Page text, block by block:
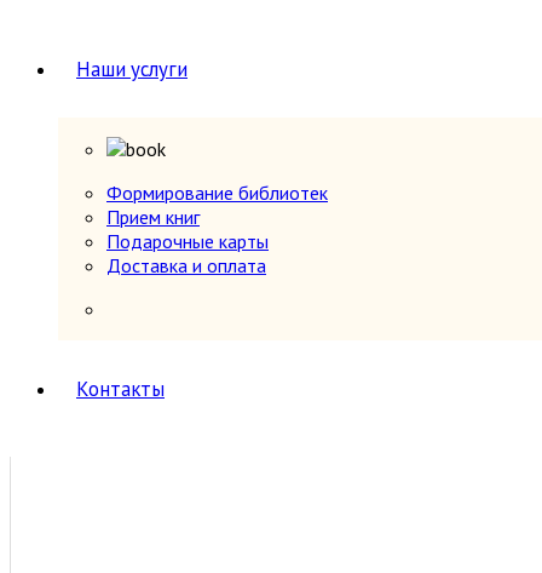
Наши услуги
Формирование библиотек
Прием книг
Подарочные карты
Доставка и оплата
Контакты
ЗАКАЗАТЬ